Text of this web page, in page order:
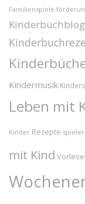
Familienspiele
Kinderbuchblog
Kindermusik
Leben mit
Kinder Rezepte
mit Kind